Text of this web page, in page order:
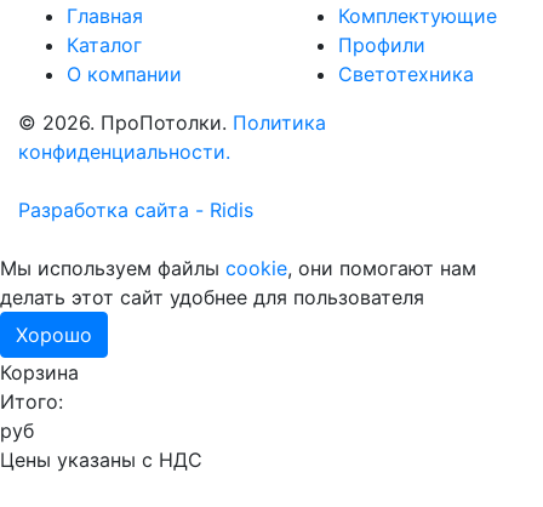
Главная
Каталог
О компании
Комплектующие
Профили
Светотехника
© 2026. ПроПотолки. Политика
конфиденциальности.
Разработка сайта - Ridis
Мы используем файлы cookie, они помогают нам
делать этот сайт удобнее для пользователя
Хорошо
Корзина
Итого:
руб
Цены указаны с НДС